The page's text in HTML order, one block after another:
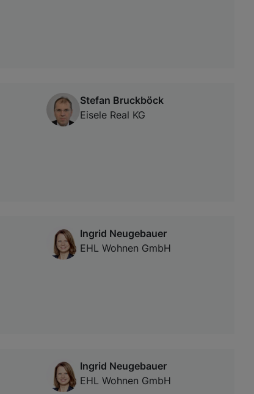
Stefan Bruckböck
Eisele Real KG
Ingrid Neugebauer
EHL Wohnen GmbH
Ingrid Neugebauer
EHL Wohnen GmbH